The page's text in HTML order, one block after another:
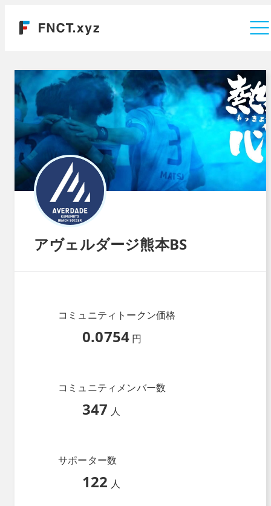
アヴェルダージ熊本BS
コミュニティトークン価格
0.0754 円
コミュニティメンバー数
347 人
サポーター数
122 人